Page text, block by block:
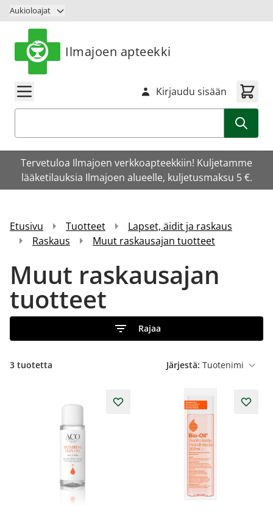
Siirry sisältöön
Aukioloajat
Ilmajoen apteekki
Kirjaudu sisään
Tervetuloa Ilmajoen verkkoapteekkiin! Kuljetamme
lääketilauksia Ilmajoen alueelle, kuljetusmaksu 5 €.
Etusivu Tuotteet
Lapset, äidit ja raskaus
Raskaus
Muut raskausajan tuotteet
Muut raskausajan
tuotteet
Rajaa
3 tuotetta Järjestä: